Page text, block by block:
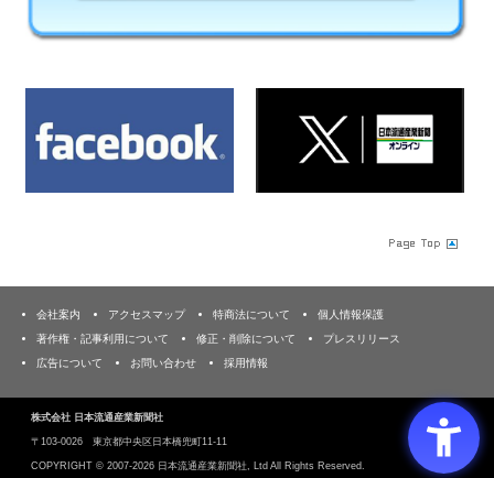
会社案内 アクセスマップ 特商法について
個人情報保護
著作権・記事利用について
修正・削除について
プレスリリース
広告について
お問い合わせ 採用情報
株式会社 日本流通産業新聞社
〒103‐0026 東京都中央区日本橋兜町11-11
COPYRIGHT © 2007-2026 日本流通産業新聞社, Ltd All Rights Reserved.